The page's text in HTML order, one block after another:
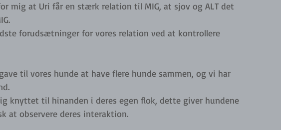
mig at Uri får en stærk relation til MIG, at sjov og ALT det
forudsætninger for vores relation ved at kontrollere
til vores hunde at have flere hunde sammen, og vi har
knyttet til hinanden i deres egen flok, dette giver hundene
at observere deres interaktion.